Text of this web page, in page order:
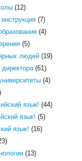
(12)
(7)
(4)
(5)
людей(19)
(61)
(4)
язык! (44)
язык! (5)
язык! (16)
(13)